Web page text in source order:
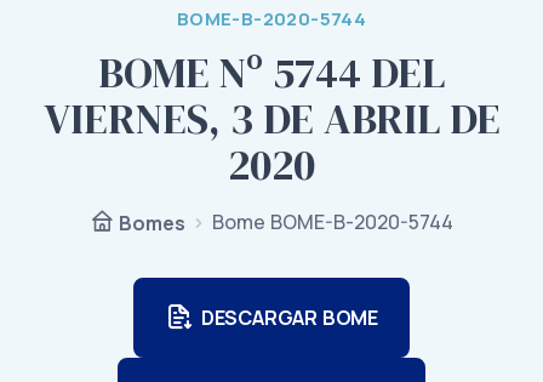
BOME-B-2020-5744
BOME Nº 5744 DEL
VIERNES, 3 DE ABRIL DE
2020
Bomes Bome BOME-B-2020-5744
DESCARGAR BOME